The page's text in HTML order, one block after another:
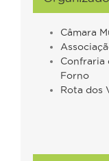
Câmara
Confraria
Forno
Rota dos